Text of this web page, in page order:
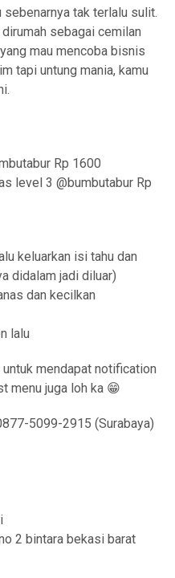
tak terlalu sulit.
sebagai cemilan
mau mencoba bisnis
tapi untung mania, kamu
Rp 1600
level 3 @bumbutabur Rp
keluarkan isi tahu dan
didalam jadi diluar)
dan kecilkan
lalu
mendapat notification
menu juga loh ka 😁
5099-2915 (Surabaya)
2 bintara bekasi barat